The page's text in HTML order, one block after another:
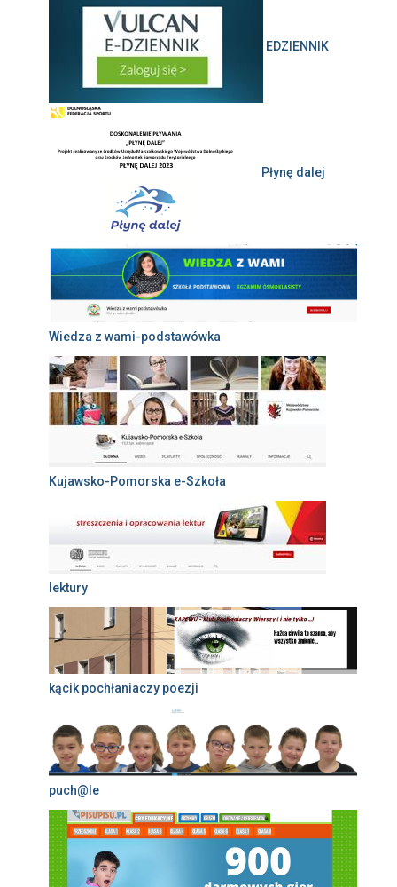
EDZIENNIK
Płynę dalej
Wiedza z wami-podstawówka
Kujawsko-Pomorska e-Szkoła
lektury
kącik pochłaniaczy poezji
puch@le